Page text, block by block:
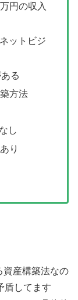
円の収入
ットビジ
る
方法
し
り
資産構築法なの
盾してます